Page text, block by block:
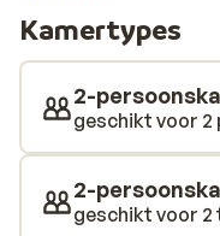
een dag vol actie in
ontspannen in de
het verwarmde
sauna of het
de goed uitgeruste
vind je de ideale
ontspanning, zodat
Kamertypes
2-
geschikt voor 2
2-
geschikt voor 2